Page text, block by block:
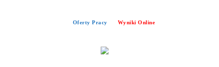
Oferty Pracy Wyniki Online